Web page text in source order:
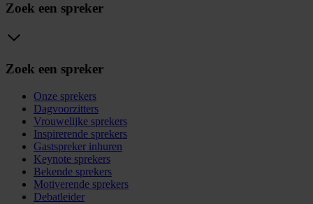
Zoek een spreker
Zoek een spreker
Onze sprekers
Dagvoorzitters
Vrouwelijke sprekers
Inspirerende sprekers
Gastspreker inhuren
Keynote sprekers
Bekende sprekers
Motiverende sprekers
Debatleider